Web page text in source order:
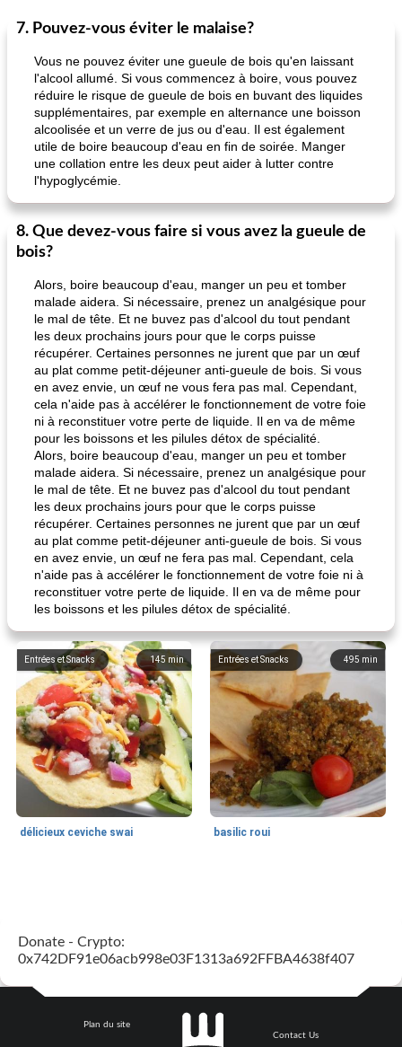
7. Pouvez-vous éviter le malaise?
Vous ne pouvez éviter une gueule de bois qu'en laissant
l'alcool allumé. Si vous commencez à boire, vous pouvez
réduire le risque de gueule de bois en buvant des liquides
supplémentaires, par exemple en alternance une boisson
alcoolisée et un verre de jus ou d'eau. Il est également
utile de boire beaucoup d'eau en fin de soirée. Manger
une collation entre les deux peut aider à lutter contre
l'hypoglycémie.
8. Que devez-vous faire si vous avez la gueule de
bois?
Alors, boire beaucoup d'eau, manger un peu et tomber
malade aidera. Si nécessaire, prenez un analgésique pour
le mal de tête. Et ne buvez pas d'alcool du tout pendant
les deux prochains jours pour que le corps puisse
récupérer. Certaines personnes ne jurent que par un œuf
au plat comme petit-déjeuner anti-gueule de bois. Si vous
en avez envie, un œuf ne vous fera pas mal. Cependant,
cela n'aide pas à accélérer le fonctionnement de votre foie
ni à reconstituer votre perte de liquide. Il en va de même
pour les boissons et les pilules détox de spécialité.
Alors, boire beaucoup d'eau, manger un peu et tomber
malade aidera. Si nécessaire, prenez un analgésique pour
le mal de tête. Et ne buvez pas d'alcool du tout pendant
les deux prochains jours pour que le corps puisse
récupérer. Certaines personnes ne jurent que par un œuf
au plat comme petit-déjeuner anti-gueule de bois. Si vous
en avez envie, un œuf ne fera pas mal. Cependant, cela
n'aide pas à accélérer le fonctionnement de votre foie ni à
reconstituer votre perte de liquide. Il en va de même pour
les boissons et les pilules détox de spécialité.
145 min
Entrées et Snacks
délicieux ceviche swai
495 min
Entrées et Snacks
basilic roui
Donate - Crypto:
0x742DF91e06acb998e03F1313a692FFBA4638f407
Plan du site
Contact Us